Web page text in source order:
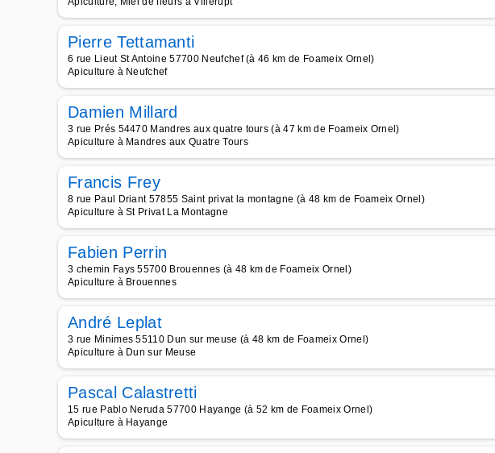
Pierre Tettamanti
6 rue Lieut St Antoine 57700 Neufchef (à 46 km de Foameix Ornel)
Apiculture à Neufchef
Damien Millard
3 rue Prés 54470 Mandres aux quatre tours (à 47 km de Foameix Ornel)
Apiculture à Mandres aux Quatre Tours
Francis Frey
8 rue Paul Driant 57855 Saint privat la montagne (à 48 km de Foameix Ornel)
Apiculture à St Privat La Montagne
Fabien Perrin
3 chemin Fays 55700 Brouennes (à 48 km de Foameix Ornel)
Apiculture à Brouennes
André Leplat
3 rue Minimes 55110 Dun sur meuse (à 48 km de Foameix Ornel)
Apiculture à Dun sur Meuse
Pascal Calastretti
15 rue Pablo Neruda 57700 Hayange (à 52 km de Foameix Ornel)
Apiculture à Hayange